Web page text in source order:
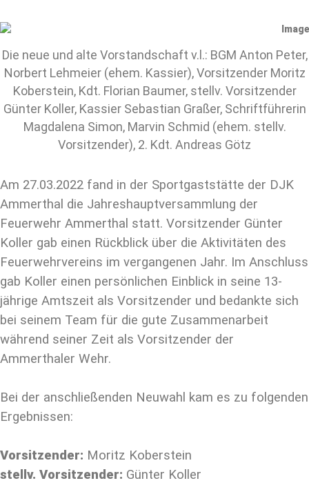
Die neue und alte Vorstandschaft v.l.: BGM Anton Peter,
Norbert Lehmeier (ehem. Kassier), Vorsitzender Moritz
Koberstein, Kdt. Florian Baumer, stellv. Vorsitzender
Günter Koller, Kassier Sebastian Graßer, Schriftführerin
Magdalena Simon, Marvin Schmid (ehem. stellv.
Vorsitzender), 2. Kdt. Andreas Götz
Am 27.03.2022 fand in der Sportgaststätte der DJK
Ammerthal die Jahreshauptversammlung der
Feuerwehr Ammerthal statt. Vorsitzender Günter
Koller gab einen Rückblick über die Aktivitäten des
Feuerwehrvereins im vergangenen Jahr. Im Anschluss
gab Koller einen persönlichen Einblick in seine 13-
jährige Amtszeit als Vorsitzender und bedankte sich
bei seinem Team für die gute Zusammenarbeit
während seiner Zeit als Vorsitzender der
Ammerthaler Wehr.
Bei der anschließenden Neuwahl kam es zu folgenden
Ergebnissen:
Vorsitzender: Moritz Koberstein
stellv. Vorsitzender: Günter Koller